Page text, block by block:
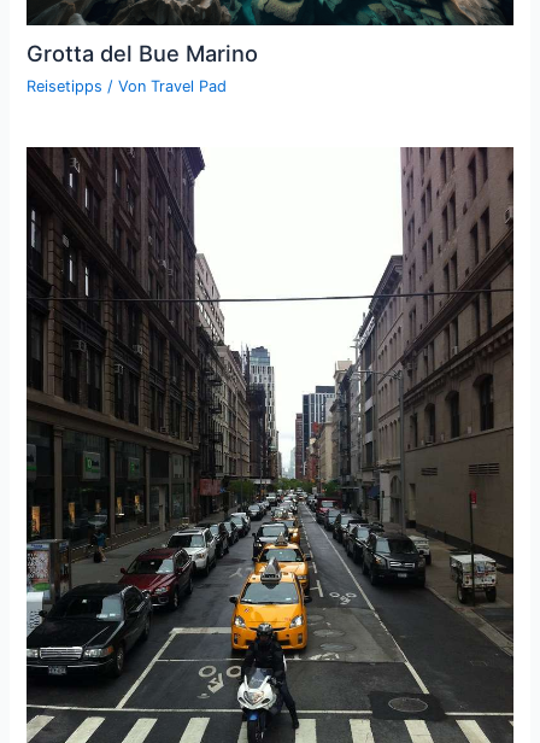
Grotta del Bue Marino
Reisetipps / VonTravel Pad